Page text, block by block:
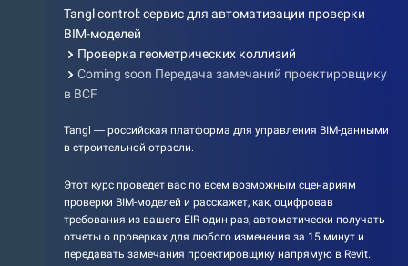
Tangl control: сервис для автоматизации проверки
BIM-моделей
Проверка геометрических коллизий
Coming soon Передача замечаний проектировщику
в BCF
Tangl — российская платформа для управления BIM-данными
в строительной отрасли.
Этот курс проведет вас по всем возможным сценариям
проверки BIM-моделей и расскажет, как, оцифровав
требования из вашего EIR один раз, автоматически получать
отчеты о проверках для любого изменения за 15 минут и
передавать замечания проектировщику напрямую в Revit.